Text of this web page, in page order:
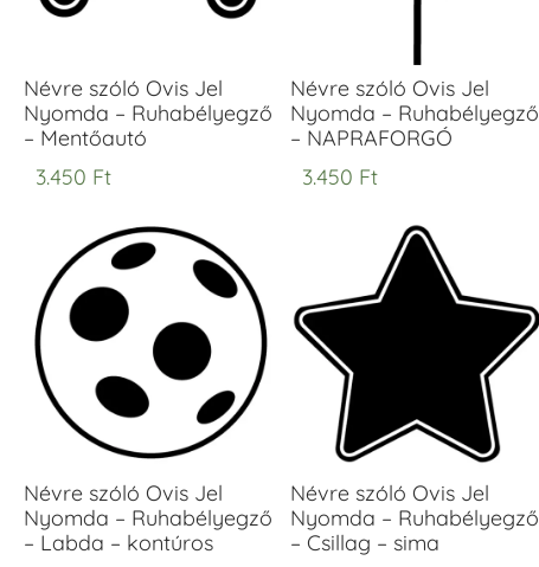
Névre szóló Ovis Jel
Nyomda – Ruhabélyegző
– Mentőautó
3.450 Ft
Névre szóló Ovis Jel
Nyomda – Ruhabélyegző
– NAPRAFORGÓ
3.450 Ft
Névre szóló Ovis Jel
Nyomda – Ruhabélyegző
– Labda – kontúros
Névre szóló Ovis Jel
Nyomda – Ruhabélyegző
– Csillag – sima